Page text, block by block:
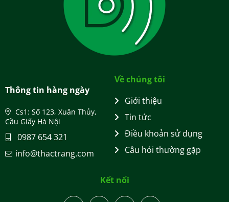
Thông tin hàng ngày
Cs1: Số 123, Xuân Thủy,
Cầu Giấy Hà Nội
0987 654 321
info@thactrang.com
Về chúng tôi
Giới thiệu
Tin tức
Điều khoản sử dụng
Câu hỏi thường gặp
Kết nối